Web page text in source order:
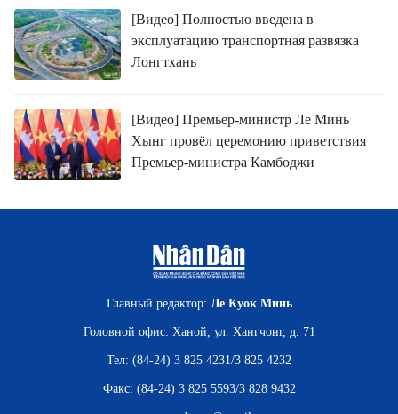
[Видео] Полностью введена в
эксплуатацию транспортная развязка
Лонгтхань
[Видео] Премьер-министр Ле Минь
Хынг провёл церемонию приветствия
Премьер-министра Камбоджи
Главный редактор: Ле Куок Минь
Головной офис: Ханой, ул. Хангчонг, д. 71
Тел: (84-24) 3 825 4231/3 825 4232
Факс: (84-24) 3 825 5593/3 828 9432